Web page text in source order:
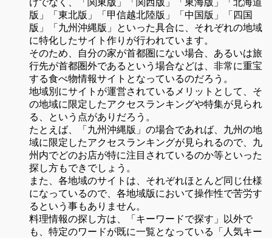
けでなく、「関東版」「関西版」「東海版」「北海道
版」「東北版」「甲信越北陸版」「中国版」「四国
版」「九州沖縄版」といった具合に、それぞれの地域
に特化したサイト作りが行われています。
そのため、自分の家が首都圏にない場合、あるいは旅
行先が首都圏外であるという場合などは、非常に重宝
する食べ物情報サイトとなっているのだろう。
地域別にサイトが運営されているメリットとして、そ
の地域に限定したアクセスランキングや特集が見られ
る、という点がありだろう。
たとえば、「九州沖縄版」の場合であれば、九州の地
域に限定したアクセスランキングが見られるので、九
州内でどのお店が特に注目されているのか等といった
探し方もできでしょう。
また、各地域のサイトは、それぞれほとんど同じ仕様
になっているので、各地域版において操作性で苦労す
るという事もありません。
料理情報の探し方は、「キーワードで探す」以外で
も、特定のワードが既に一覧となっている「人気キー